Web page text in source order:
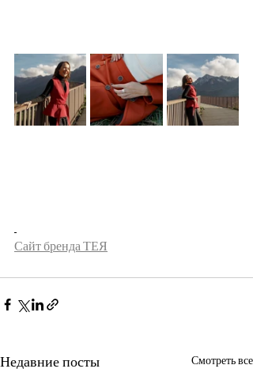
Сайт бренда ТЕЯ
Недавние посты Смотреть все